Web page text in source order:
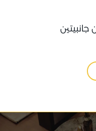
جانبيتين